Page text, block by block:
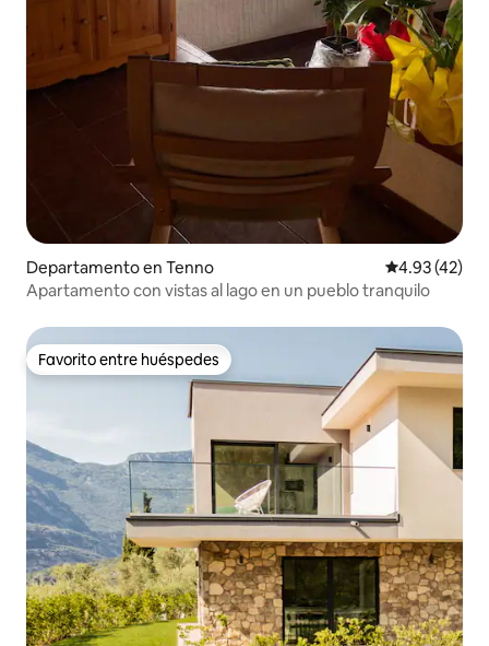
Departamento en Tenno Calificación
4.93 (42)
Apartamento con vistas al lago en un pueblo tranquilo
Favorito entre huéspedes
Favorito entre huéspedes